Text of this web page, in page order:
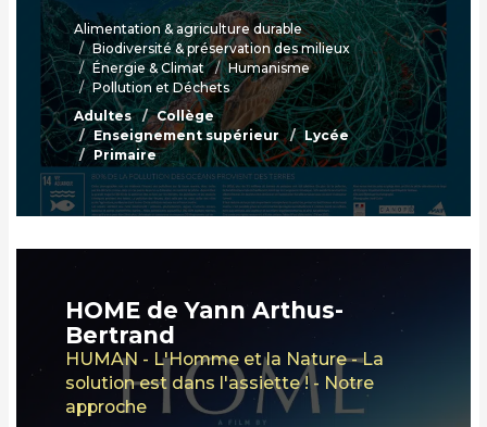
Alimentation & agriculture durable
Biodiversité & préservation des milieux
Énergie & Climat
Humanisme
Pollution et Déchets
Adultes
Collège
Enseignement supérieur
Lycée
Primaire
HOME de Yann Arthus-
Bertrand
HUMAN - L'Homme et la Nature - La
solution est dans l'assiette ! - Notre
approche